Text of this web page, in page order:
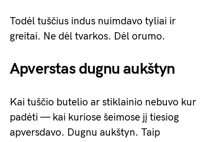
Todėl tuščius indus nuimdavo tyliai ir
greitai. Ne dėl tvarkos. Dėl orumo.
Apverstas dugnu aukštyn
Kai tuščio butelio ar stiklainio nebuvo kur
padėti — kai kuriose šeimose jį tiesiog
apversdavo. Dugnu aukštyn. Taip